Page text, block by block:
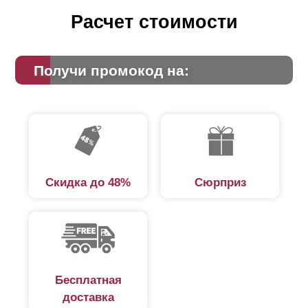
его, и забор будет стоить дешевле.
том, что с обратной стороны профиля, когда его
Крепления данного усилителя заметны на лицевой
стороне забора (см. фото). Если ламели уложены
Расчет стоимости
Получи промокод на:
Скидка до 48% Сюрприз
Бесплатная
доставка